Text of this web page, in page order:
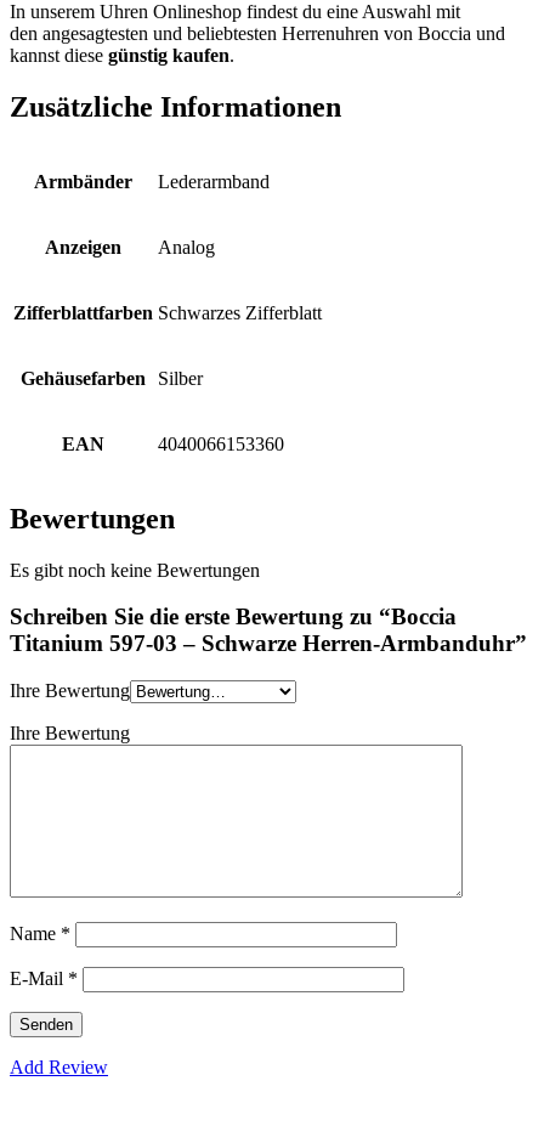
In unserem Uhren Onlineshop findest du eine Auswahl mit
den angesagtesten und beliebtesten Herrenuhren von Boccia und
kannst diese günstig kaufen.
Zusätzliche Informationen
Armbänder Lederarmband
Anzeigen Analog
Zifferblattfarben Schwarzes Zifferblatt
Gehäusefarben Silber
EAN 4040066153360
Bewertungen
Es gibt noch keine Bewertungen
Schreiben Sie die erste Bewertung zu “Boccia
Titanium 597-03 – Schwarze Herren-Armbanduhr”
Ihre Bewertung
Ihre Bewertung
Name *
E-Mail *
Add Review